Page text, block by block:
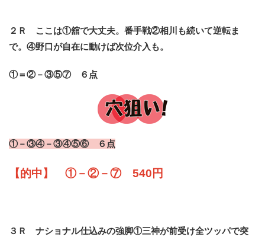
２Ｒ ここは①舘で大丈夫。番手戦②相川も続いて逆転ま
で。④野口が自在に動けば次位介入も。
①＝②－③⑤⑦ ６点
①－③④－③④⑤⑥ ６点
【的中】 ①－②－⑦ 540円
３Ｒ ナショナル仕込みの強脚①三神が前受け全ツッパで突